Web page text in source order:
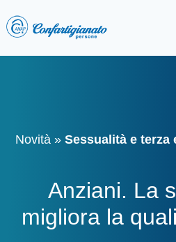
Novità »Sessualità e terza
Anziani. La
migliora la